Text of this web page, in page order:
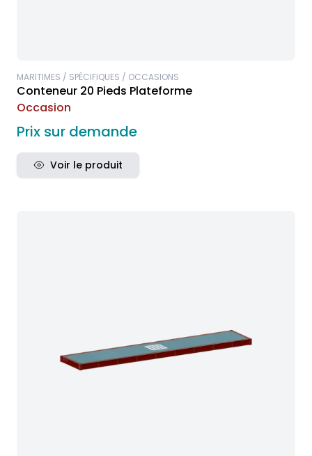
MARITIMES / SPÉCIFIQUES / OCCASIONS
Conteneur 20 Pieds Plateforme
Occasion
Prix sur demande
Voir le produit